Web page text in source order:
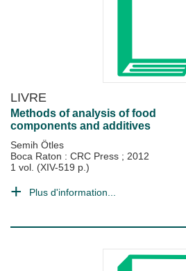
LIVRE
Methods of analysis of food
components and additives
Semih Ötles
Boca Raton : CRC Press ; 2012
1 vol. (XIV-519 p.)
Plus d'information...